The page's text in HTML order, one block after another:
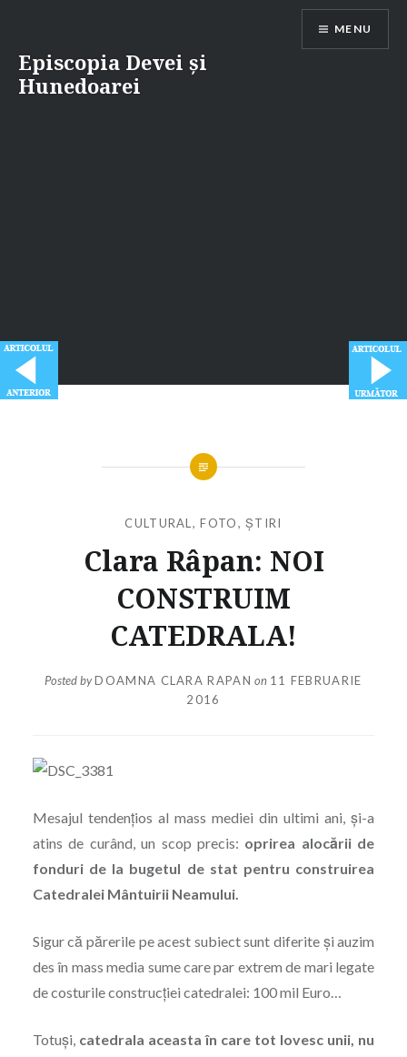
content
Episcopia Devei și
Hunedoarei
MENU
CULTURAL ,FOTO,ȘTIRI
Clara Râpan: NOI
CONSTRUIM
CATEDRALA!
Posted byDOAMNA CLARA RAPAN on 11 FEBRUARIE
2016
Mesajul tendențios al mass mediei din ultimi ani, şi-a
atins de curând, un scop precis: oprirea alocării de
fonduri de la bugetul de stat pentru construirea
Catedralei Mântuirii Neamului.
Sigur că părerile pe acest subiect sunt diferite şi auzim
des în mass media sume care par extrem de mari legate
de costurile construcției catedralei: 100 mil Euro…
Totuși, catedrala aceasta în care tot lovesc unii, nu